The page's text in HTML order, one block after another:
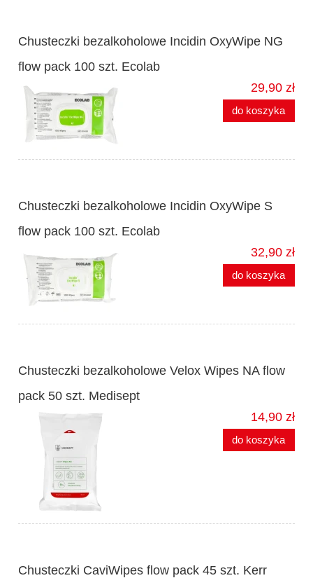
Chusteczki bezalkoholowe Incidin OxyWipe NG
flow pack 100 szt. Ecolab
29,90 zł
do koszyka
Chusteczki bezalkoholowe Incidin OxyWipe S
flow pack 100 szt. Ecolab
32,90 zł
do koszyka
Chusteczki bezalkoholowe Velox Wipes NA flow
pack 50 szt. Medisept
14,90 zł
do koszyka
Chusteczki CaviWipes flow pack 45 szt. Kerr